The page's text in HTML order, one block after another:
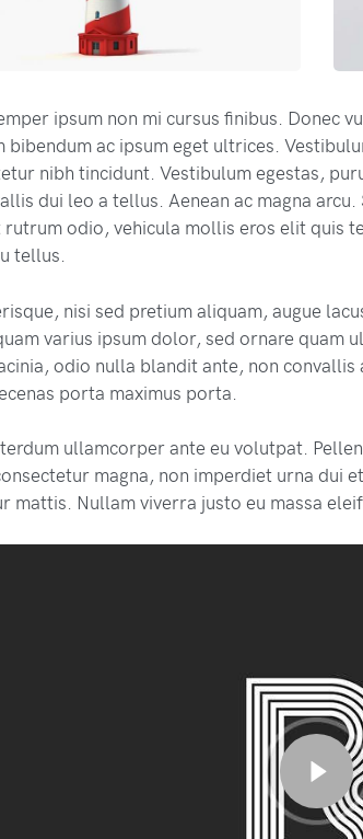
ipsum non mi cursus finibus. Donec
bibendum ac ipsum eget ultrices.
nibh tincidunt. Vestibulum egestas,
dui leo a tellus. Aenean ac magna
odio, vehicula mollis eros elit quis
tellus.
nisi sed pretium aliquam, augue
varius ipsum dolor, sed ornare quam
odio nulla blandit ante, non
porta maximus porta.
ullamcorper ante eu volutpat.
magna, non imperdiet urna dui
mattis. Nullam viverra justo eu massa